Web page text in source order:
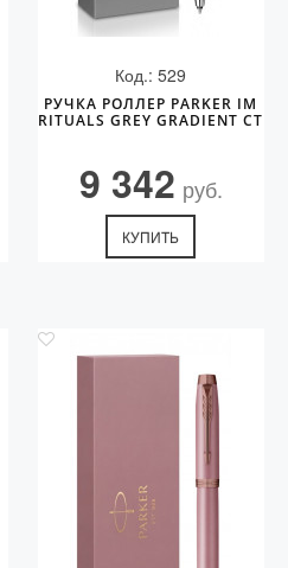
Код.: 529
РУЧКА РОЛЛЕР PARKER IM
RITUALS GREY GRADIENT CT
9 342 руб.
КУПИТЬ